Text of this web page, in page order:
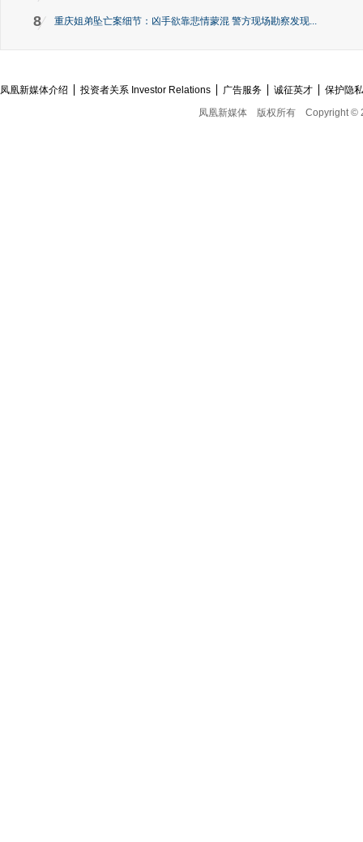
8 重庆姐弟坠亡案细节：凶手欲靠悲情蒙混 警方现场勘察发现...
凤凰新媒体介绍 投资者关系 Investor Relations 广告服务 诚征英才
保护隐
凤凰新媒体
版权所有 Copyright ©